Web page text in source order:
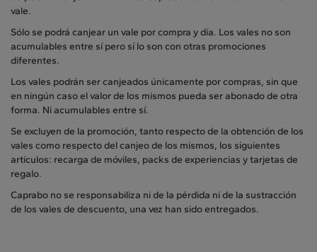
vale.
Sólo se podrá canjear un vale por compra y día. Los vales no son
acumulables entre sí pero sí lo son con otras promociones
diferentes.
Los vales podrán ser canjeados únicamente por compras, sin que
en ningún caso el valor de los mismos pueda ser abonado de otra
forma. Ni acumulables entre sí.
Se excluyen de la promoción, tanto respecto de la obtención de los
vales como respecto del canjeo de los mismos, los siguientes
artículos: recarga de móviles, packs de experiencias y tarjetas de
regalo.
Caprabo no se responsabiliza ni de la pérdida ni de la sustracción
de los vales de descuento, una vez han sido entregados.